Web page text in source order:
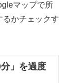
マップで所
るかチェックす
」を過度